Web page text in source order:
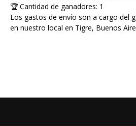
🏆 Cantidad de ganadores: 1
Los gastos de envío son a cargo del
en nuestro local en Tigre, Buenos